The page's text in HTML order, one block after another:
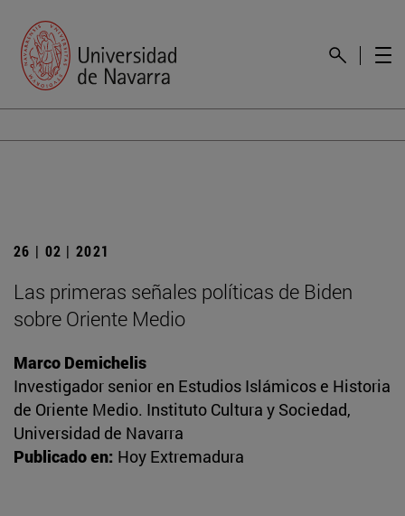
26 | 02 | 2021
Las primeras señales políticas de Biden
sobre Oriente Medio
Marco Demichelis
Investigador senior en Estudios Islámicos e Historia
de Oriente Medio. Instituto Cultura y Sociedad,
Universidad de Navarra
Publicado en: Hoy Extremadura